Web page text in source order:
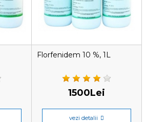
Florfenidem 10 %, 1L
1500Lei
vezi detalii